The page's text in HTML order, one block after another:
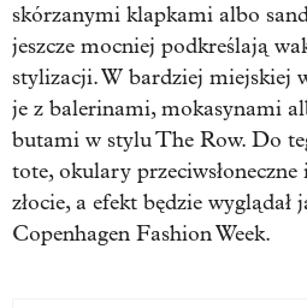
skórzanymi klapkami albo
jeszcze mocniej podkreślają
stylizacji. W bardziej miejskiej
je z balerinami, mokasynami
butami w stylu The Row. Do
tote, okulary
złocie, a efekt będzie
Copenhagen Fashion Week.